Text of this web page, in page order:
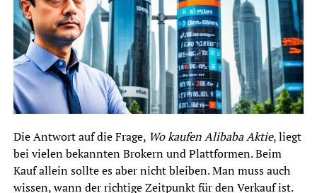
Die Antwort auf die Frage, Wo kaufen Alibaba Aktie, liegt
bei vielen bekannten Brokern und Plattformen. Beim
Kauf allein sollte es aber nicht bleiben. Man muss auch
wissen, wann der richtige Zeitpunkt für den Verkauf ist.